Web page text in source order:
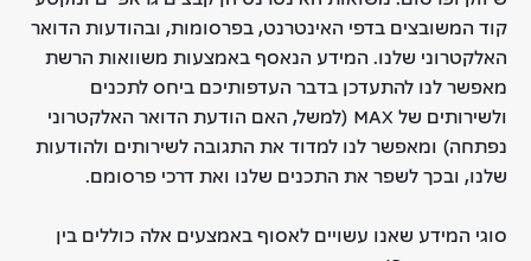
קוד המשובצים בדפי האינטרנט, בפרסומות, ובהודעות הדואר
האלקטרוני שלנו. המידע הנאסף באמצעות משוואות הרשת
מאפשר לנו להתעדכן בדבר העדפותיכם ביחס לתכנים
ולשירותים של MAX (למשל, האם הודעת הדואר האלקטרוני
נפתחה) ומאפשר לנו למדוד את התגובה לשירותים ולהודעות
שלנו, ובכך לשפר את התכנים שלנו ואת דרכי פרסומם.
סוגי המידע שאנו עשויים לאסוף באמצעים אלה כוללים בין